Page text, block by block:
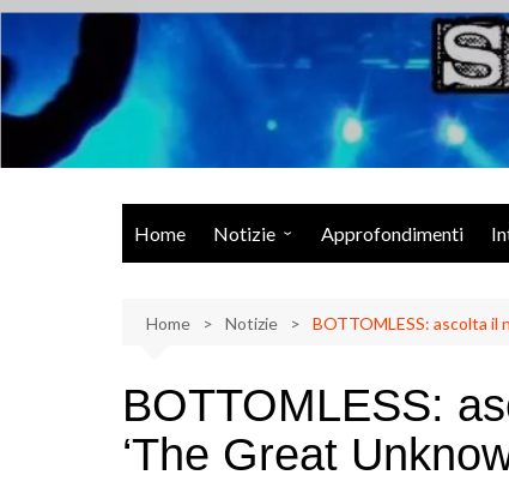
Salta
contenuto
Musica Rock, Metal, Punk e varie sonorità alternative
Home Notizie
Eventi
Libri
Approfondimenti
Home Notizie BOTTOMLESS: ascolta il
BOTTOMLESS:
‘The Great